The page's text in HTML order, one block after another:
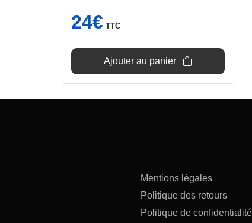
24€ TTC
Ajouter au panier
Mentions légales
Politique des retours
Politique de confidentialité